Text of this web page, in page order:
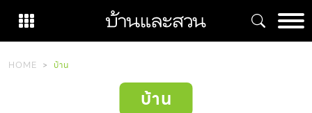
content
HOME บ้าน
บ้าน